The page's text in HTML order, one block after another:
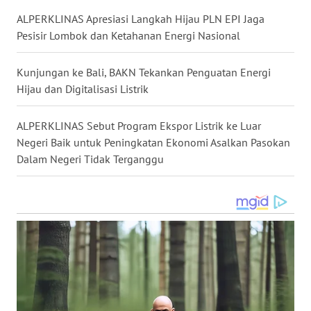
ALPERKLINAS Apresiasi Langkah Hijau PLN EPI Jaga
Pesisir Lombok dan Ketahanan Energi Nasional
Kunjungan ke Bali, BAKN Tekankan Penguatan Energi
Hijau dan Digitalisasi Listrik
ALPERKLINAS Sebut Program Ekspor Listrik ke Luar
Negeri Baik untuk Peningkatan Ekonomi Asalkan Pasokan
Dalam Negeri Tidak Terganggu
MALUKU
WN
MALUT
WN
DAIRI
TOBA
WN
NIAS